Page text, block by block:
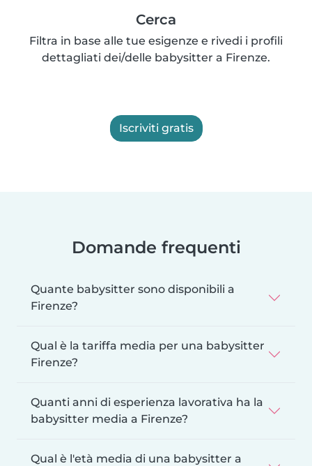
Cerca
Filtra in base alle tue esigenze e rivedi i profili
dettagliati dei/delle babysitter a Firenze.
Iscriviti gratis
Domande frequenti
Quante babysitter sono disponibili a
Firenze?
Qual è la tariffa media per una babysitter
Firenze?
Quanti anni di esperienza lavorativa ha la
babysitter media a Firenze?
Qual è l'età media di una babysitter a